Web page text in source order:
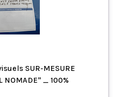
SUR-MESURE
NOMADE" _ 100%